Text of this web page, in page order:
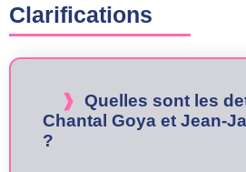
Clarifications
Quelles sont les
Chantal Goya et Jean-
?